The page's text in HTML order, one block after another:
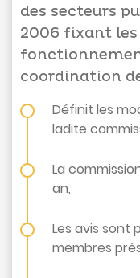
des secteurs
2006 fixant
coordination
Définit les
ladite
La
an,
Les avis sont
membres